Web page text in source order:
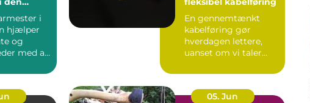
i
hjælper
og
med alt
En gennemtænkt
kabelføring gør
hverdagen lettere,
uanset om vi taler
fødevareindustrie...
05. Jun